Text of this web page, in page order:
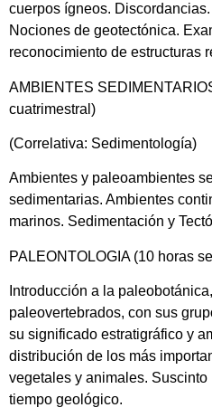
cuerpos ígneos.
Nociones de geotectónica.
reconocimiento de estructuras
AMBIENTES
cuatrimestral)
(Correlativa: Sedimentología)
Ambientes y paleoambientes
sedimentarias. Ambientes
marinos. Sedimentación y
PALEONTOLOGIA (10 horas
Introducción a la
paleovertebrados, con sus
su significado estratigráfico y
distribución de los más
vegetales y animales. Suscinto
tiempo geológico.